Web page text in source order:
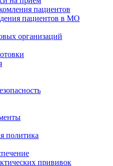
пациентов
пациентов в МО
организаций
политика
прививок